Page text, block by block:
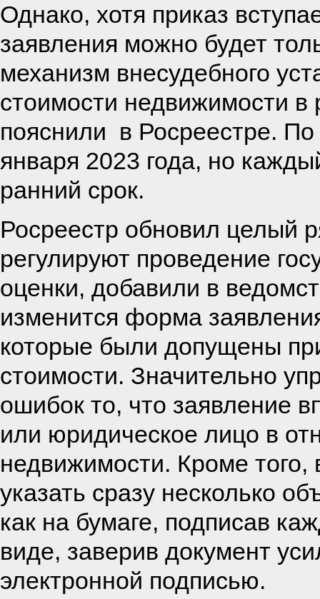
Однако, хотя приказ
заявления можно будет
механизм внесудебного
стоимости недвижимости
пояснили в Росреестре.
января 2023 года, но
ранний срок.
Росреестр обновил целый
регулируют проведение
оценки, добавили в
изменится форма
которые были допущены
стоимости. Значительно
ошибок то, что заявление
или юридическое лицо в
недвижимости. Кроме
указать сразу несколько
как на бумаге, подписав
виде, заверив документ
электронной подписью.